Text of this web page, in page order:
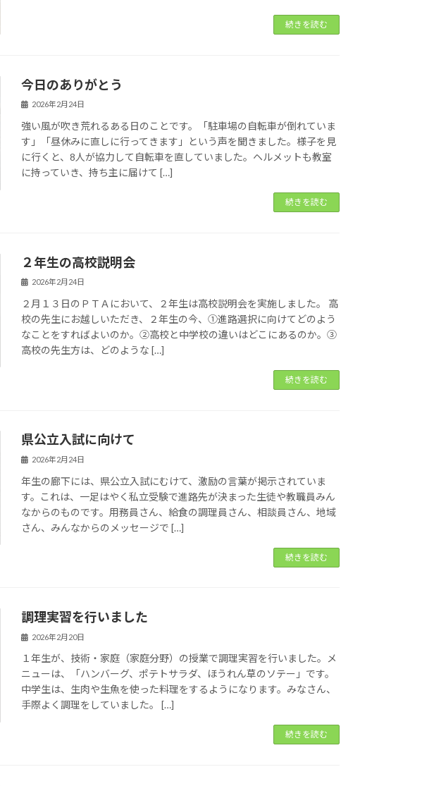
続きを読む
今日のありがとう
2026年2月24日
強い風が吹き荒れるある日のことです。「駐車場の自転車が倒れていま
す」「昼休みに直しに行ってきます」という声を聞きました。様子を見
に行くと、8人が協力して自転車を直していました。ヘルメットも教室
に持っていき、持ち主に届けて […]
続きを読む
２年生の高校説明会
2026年2月24日
２月１３日のＰＴＡにおいて、２年生は高校説明会を実施しました。 高
校の先生にお越しいただき、２年生の今、①進路選択に向けてどのよう
なことをすればよいのか。②高校と中学校の違いはどこにあるのか。③
高校の先生方は、どのような […]
続きを読む
県公立入試に向けて
2026年2月24日
年生の廊下には、県公立入試にむけて、激励の言葉が掲示されていま
す。これは、一足はやく私立受験で進路先が決まった生徒や教職員みん
なからのものです。用務員さん、給食の調理員さん、相談員さん、地域
さん、みんなからのメッセージで […]
続きを読む
調理実習を行いました
2026年2月20日
１年生が、技術・家庭（家庭分野）の授業で調理実習を行いました。メ
ニューは、「ハンバーグ、ポテトサラダ、ほうれん草のソテー」です。
中学生は、生肉や生魚を使った料理をするようになります。みなさん、
手際よく調理をしていました。 […]
続きを読む